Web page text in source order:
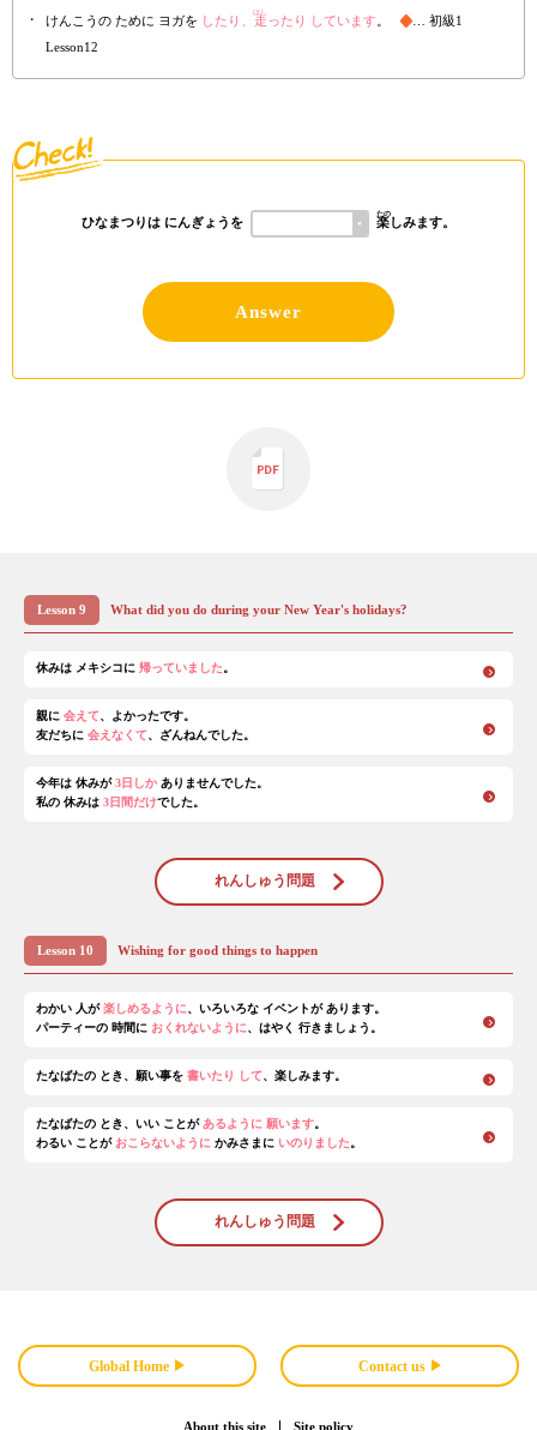
けんこうの ために ヨガを したり、走
はし
ったり しています 。
… 初級1
Lesson12
ひなまつりは にんぎょうを 楽
たの
しみます。
Answer
Lesson 9 What did you do during your New Year's holidays?
休みは メキシコに 帰っていました。
親に 会えて、よかったです。
友だちに 会えなくて、ざんねんでした。
今年は 休みが3日しか ありませんでした。
私の 休みは 3日間だけでした。
れんしゅう問題
Lesson 10 Wishing for good things to happen
わかい 人が楽しめるように、いろいろな イベントが あります。
パーティーの 時間に おくれないように、はやく 行きましょう。
たなばたの とき、願い事を 書いたり して、楽しみます。
たなばたの とき、いい ことがあるように 願います。
わるい ことがおこらないように かみさまに いのりました。
れんしゅう問題
About this site Site policy
Global Home Contact us